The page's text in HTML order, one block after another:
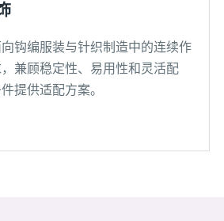
钩编服装与针织制造中的连续作
兼顾稳定性、易用性和灵活配
提供适配方案。